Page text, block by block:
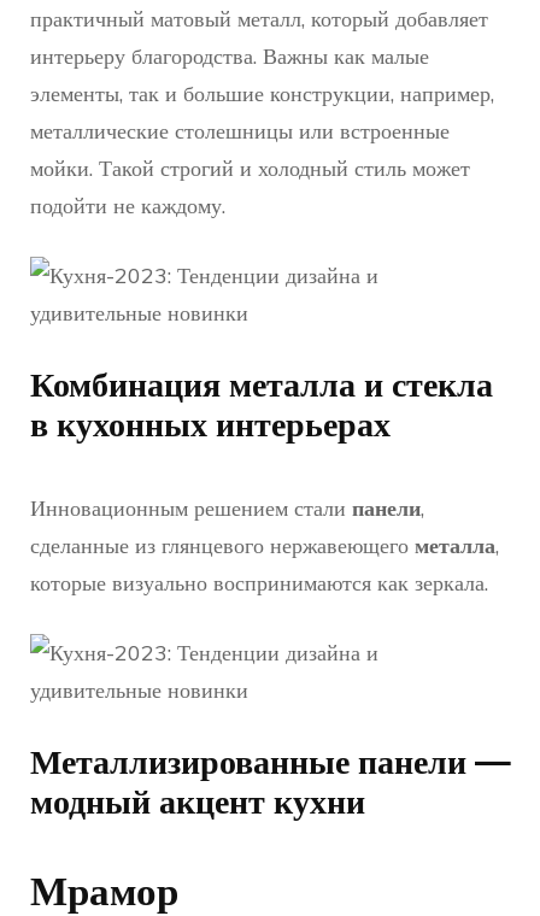
практичный матовый металл, который добавляет
интерьеру благородства. Важны как малые
элементы, так и большие конструкции, например,
металлические столешницы или встроенные
мойки. Такой строгий и холодный стиль может
подойти не каждому.
Комбинация металла и стекла
в кухонных интерьерах
Инновационным решением стали панели,
сделанные из глянцевого нержавеющего металла,
которые визуально воспринимаются как зеркала.
Металлизированные панели —
модный акцент кухни
Мрамор